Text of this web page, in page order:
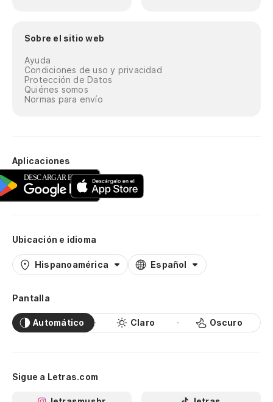
Sobre el sitio web
Ayuda
Condiciones de uso y privacidad
Protección de Datos
Quiénes somos
Normas para envío
Aplicaciones
Ubicación e idioma
Hispanoamérica Español
Pantalla
Automático Claro Oscuro
Sigue a Letras.com